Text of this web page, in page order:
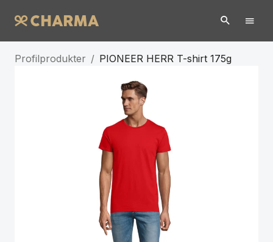
Profilprodukter / PIONEER HERR T-shirt 175g